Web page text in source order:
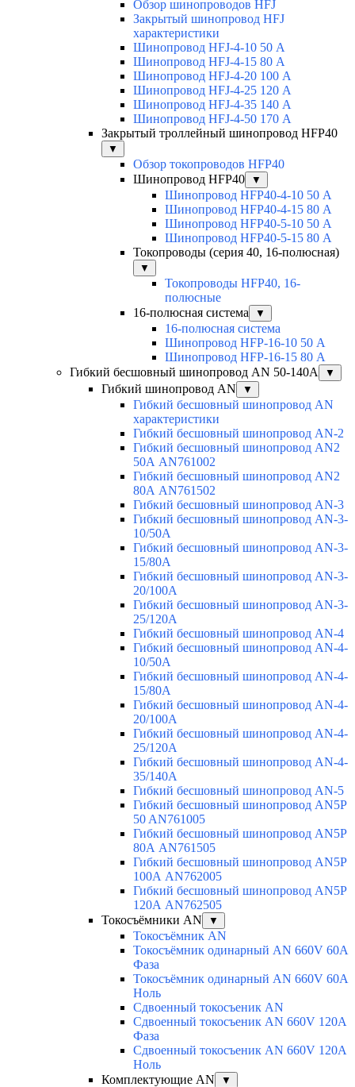
Обзор шинопроводов HFJ
Закрытый шинопровод HFJ
характеристики
Шинопровод HFJ-4-10 50 А
Шинопровод HFJ-4-15 80 А
Шинопровод HFJ-4-20 100 А
Шинопровод HFJ-4-25 120 А
Шинопровод HFJ-4-35 140 А
Шинопровод HFJ-4-50 170 А
Закрытый троллейный шинопровод HFP40
▼
Обзор токопроводов HFP40
Шинопровод HFP40
▼
Шинопровод HFP40-4-10 50 А
Шинопровод HFP40-4-15 80 А
Шинопровод HFP40-5-10 50 А
Шинопровод HFP40-5-15 80 А
Токопроводы (серия 40, 16-полюсная)
▼
Токопроводы HFP40, 16-
полюсные
16-полюсная система
▼
16-полюсная система
Шинопровод HFP-16-10 50 А
Шинопровод HFP-16-15 80 А
Гибкий бесшовный шинопровод AN 50-140А
▼
Гибкий шинопровод AN ▼
Гибкий бесшовный шинопровод AN
характеристики
Гибкий бесшовный шинопровод AN-2
Гибкий бесшовный шинопровод AN2
50А AN761002
Гибкий бесшовный шинопровод AN2
80А AN761502
Гибкий бесшовный шинопровод AN-3
Гибкий бесшовный шинопровод AN-3-
10/50A
Гибкий бесшовный шинопровод AN-3-
15/80A
Гибкий бесшовный шинопровод AN-3-
20/100A
Гибкий бесшовный шинопровод AN-3-
25/120A
Гибкий бесшовный шинопровод AN-4
Гибкий бесшовный шинопровод AN-4-
10/50A
Гибкий бесшовный шинопровод AN-4-
15/80A
Гибкий бесшовный шинопровод AN-4-
20/100A
Гибкий бесшовный шинопровод AN-4-
25/120A
Гибкий бесшовный шинопровод AN-4-
35/140A
Гибкий бесшовный шинопровод AN-5
Гибкий бесшовный шинопровод AN5P
50 AN761005
Гибкий бесшовный шинопровод AN5P
80А AN761505
Гибкий бесшовный шинопровод AN5P
100А AN762005
Гибкий бесшовный шинопровод AN5P
120А AN762505
Токосъёмники AN
▼
Токосъёмник AN
Токосъёмник одинарный AN 660V 60A
Фаза
Токосъёмник одинарный AN 660V 60A
Ноль
Сдвоенный токосъеник AN
Сдвоенный токосъеник AN 660V 120A
Фаза
Сдвоенный токосъеник AN 660V 120A
Ноль
Комплектующие AN
▼